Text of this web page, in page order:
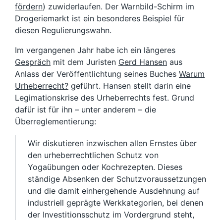
fördern) zuwiderlaufen. Der Warnbild-Schirm im
Drogeriemarkt ist ein besonderes Beispiel für
diesen Regulierungswahn.
Im vergangenen Jahr habe ich ein längeres
Gespräch mit dem Juristen Gerd Hansen aus
Anlass der Veröffentlichtung seines Buches Warum
Urheberrecht? geführt. Hansen stellt darin eine
Legimationskrise des Urheberrechts fest. Grund
dafür ist für ihn – unter anderem – die
Überreglementierung:
Wir diskutieren inzwischen allen Ernstes über
den urheberrechtlichen Schutz von
Yogaübungen oder Kochrezepten. Dieses
ständige Absenken der Schutzvoraussetzungen
und die damit einhergehende Ausdehnung auf
industriell geprägte Werkkategorien, bei denen
der Investitionsschutz im Vordergrund steht,